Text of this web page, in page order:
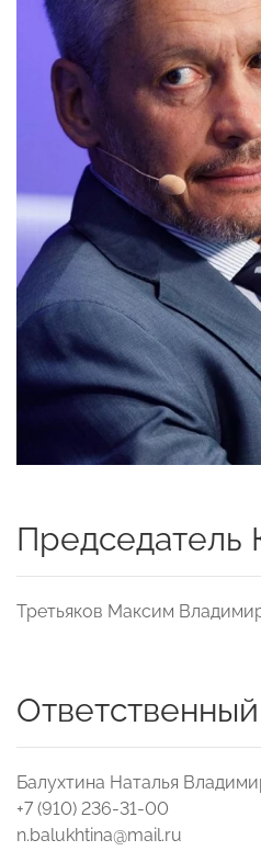
Председатель
Третьяков Максим
Балухтина Наталья
+7 (910) 236-31-00
n.balukhtina@mail.ru